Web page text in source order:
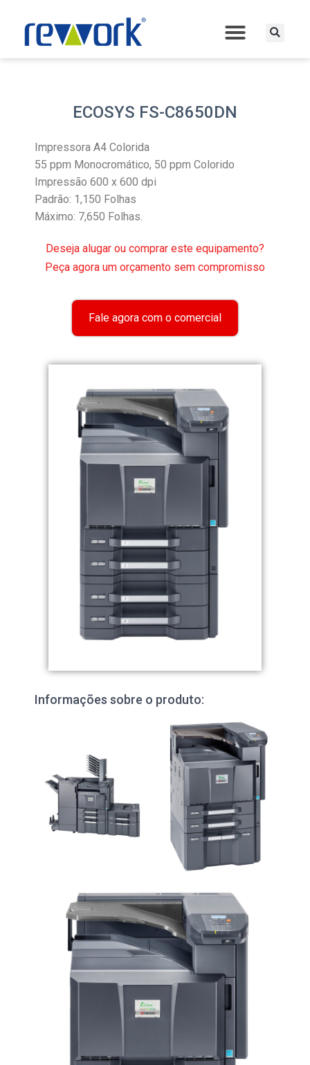
ECOSYS FS-C8650DN
Impressora A4 Colorida
55 ppm Monocromático, 50 ppm Colorido
Impressão 600 x 600 dpi
Padrão: 1,150 Folhas
Máximo: 7,650 Folhas.
Deseja alugar ou comprar este equipamento?
Peça agora um orçamento sem compromisso
Fale agora com o comercial
Informações sobre o produto: